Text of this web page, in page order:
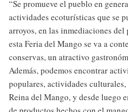
“Se promueve el pueblo en
actividades ecoturísticas que se
arroyos, en las inmediaciones
esta Feria del Mango se va a
conservas, un atractivo
Además, podemos encontrar
populares, actividades
Reina del Mango, y desde luego